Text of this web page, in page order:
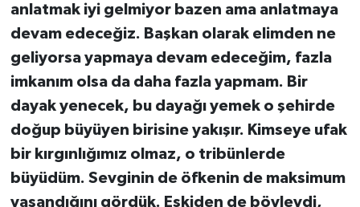
anlatmak iyi gelmiyor bazen ama anlatmaya
devam edeceğiz. Başkan olarak elimden ne
geliyorsa yapmaya devam edeceğim, fazla
imkanım olsa da daha fazla yapmam. Bir
dayak yenecek, bu dayağı yemek o şehirde
doğup büyüyen birisine yakışır. Kimseye ufak
bir kırgınlığımız olmaz, o tribünlerde
büyüdüm. Sevginin de öfkenin de maksimum
yaşandığını gördük. Eskiden de böyleydi,